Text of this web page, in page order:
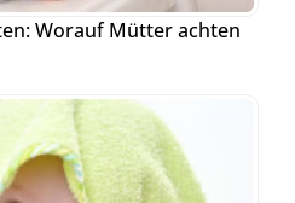
Worauf Mütter achten